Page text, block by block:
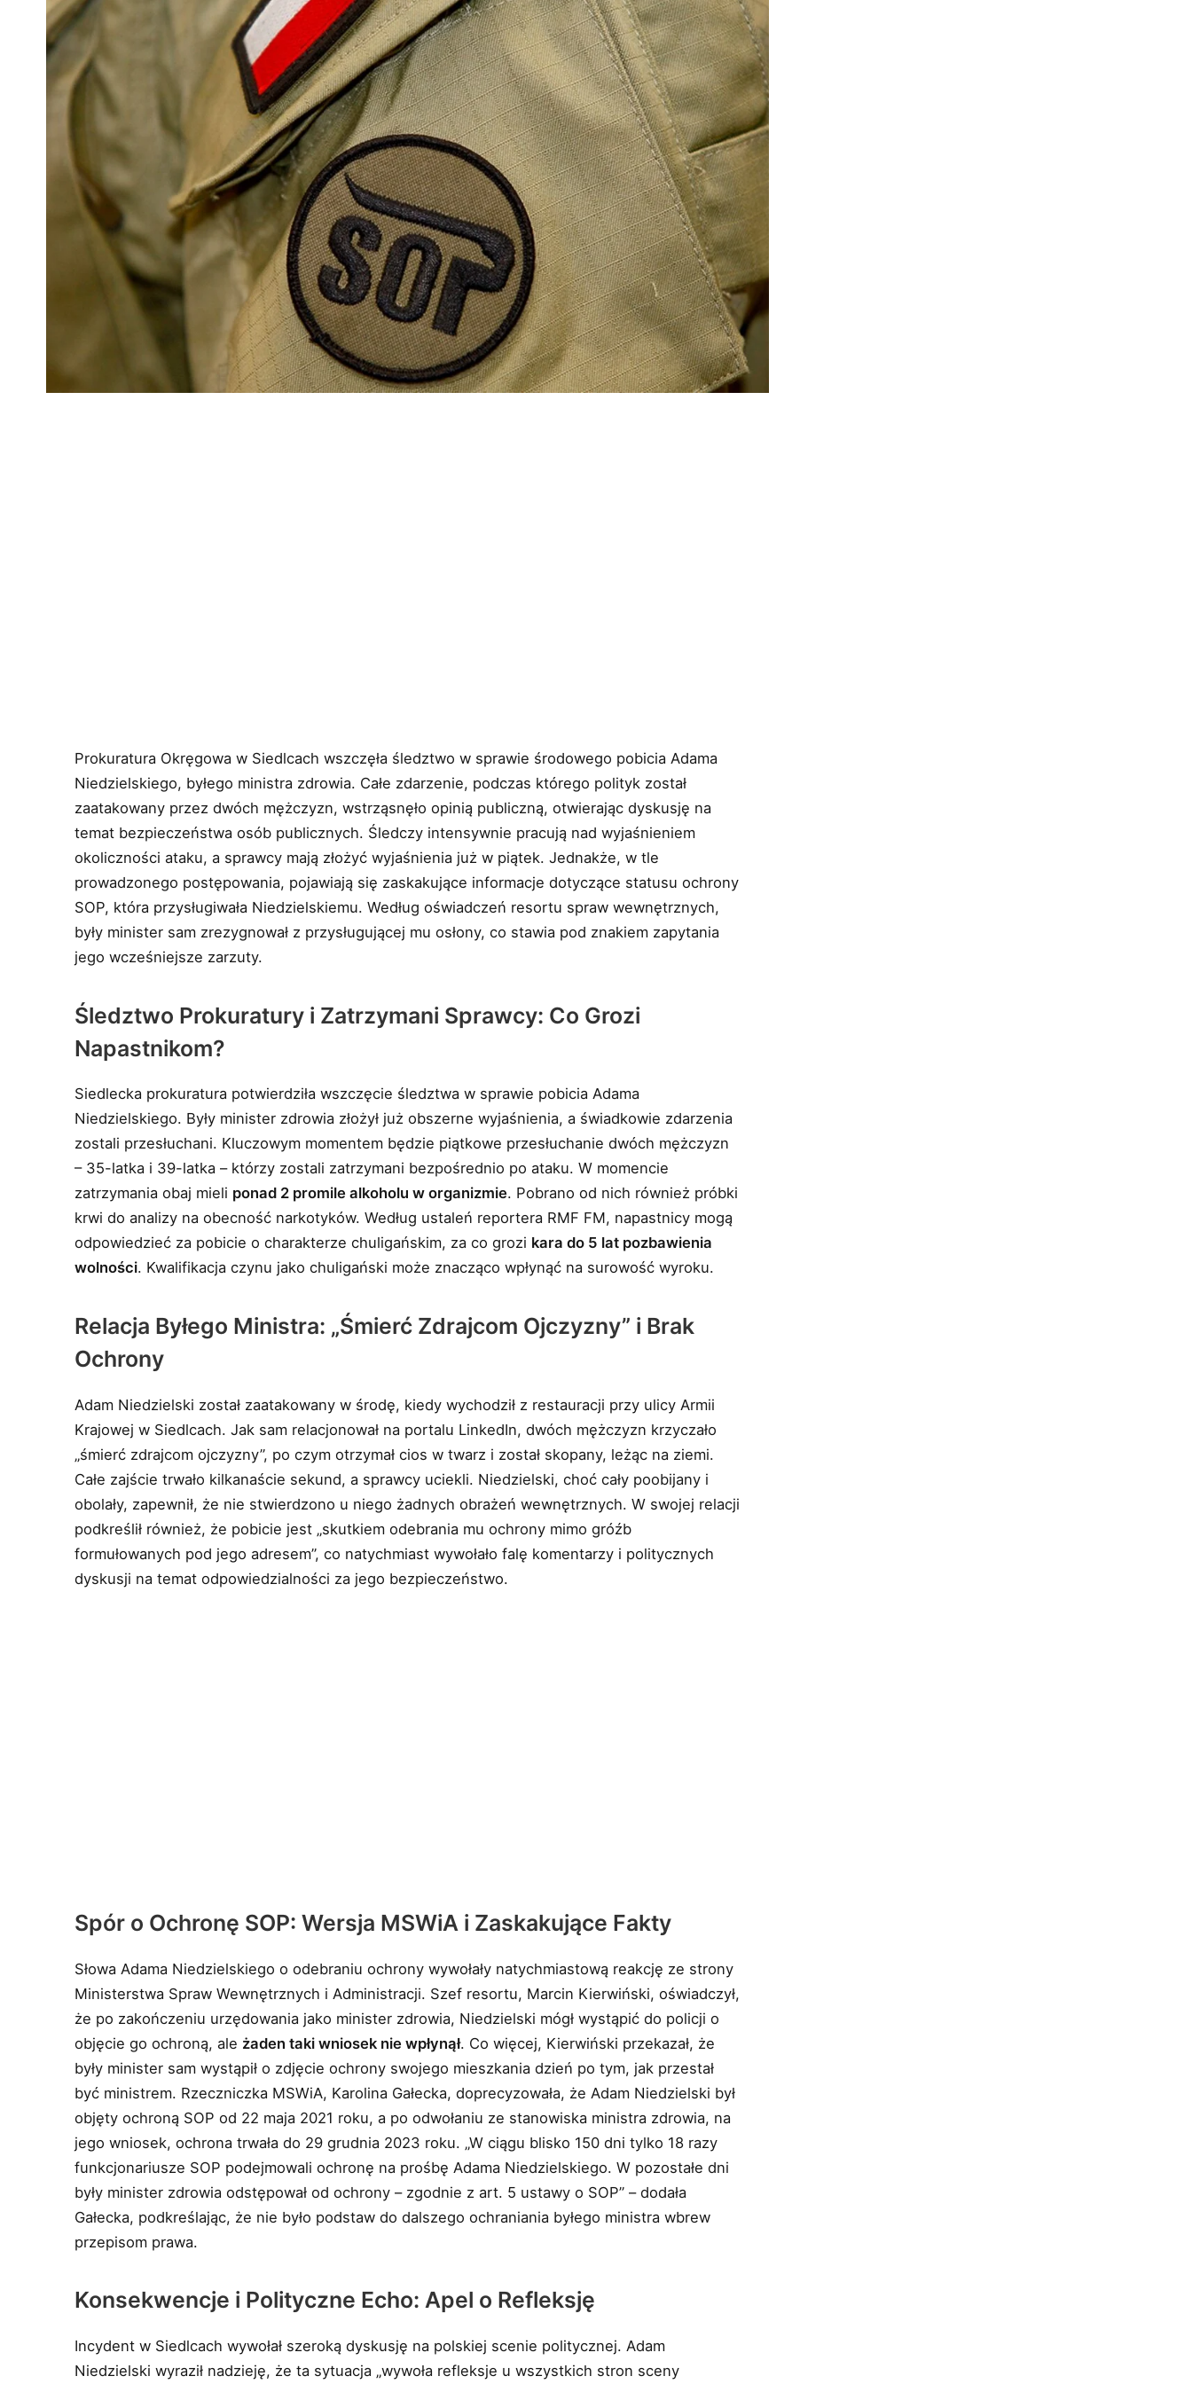
Prokuratura Okręgowa w Siedlcach wszczęła śledztwo w sprawie środowego pobicia Adama
Niedzielskiego, byłego ministra zdrowia. Całe zdarzenie, podczas którego polityk został
zaatakowany przez dwóch mężczyzn, wstrząsnęło opinią publiczną, otwierając dyskusję na
temat bezpieczeństwa osób publicznych. Śledczy intensywnie pracują nad wyjaśnieniem
okoliczności ataku, a sprawcy mają złożyć wyjaśnienia już w piątek. Jednakże, w tle
prowadzonego postępowania, pojawiają się zaskakujące informacje dotyczące statusu ochrony
SOP, która przysługiwała Niedzielskiemu. Według oświadczeń resortu spraw wewnętrznych,
były minister sam zrezygnował z przysługującej mu osłony, co stawia pod znakiem zapytania
jego wcześniejsze zarzuty.
Śledztwo Prokuratury i Zatrzymani Sprawcy: Co Grozi
Napastnikom?
Siedlecka prokuratura potwierdziła wszczęcie śledztwa w sprawie pobicia Adama
Niedzielskiego. Były minister zdrowia złożył już obszerne wyjaśnienia, a świadkowie zdarzenia
zostali przesłuchani. Kluczowym momentem będzie piątkowe przesłuchanie dwóch mężczyzn
– 35-latka i 39-latka – którzy zostali zatrzymani bezpośrednio po ataku. W momencie
zatrzymania obaj mieli ponad 2 promile alkoholu w organizmie. Pobrano od nich również próbki
krwi do analizy na obecność narkotyków. Według ustaleń reportera RMF FM, napastnicy mogą
odpowiedzieć za pobicie o charakterze chuligańskim, za co grozi kara do 5 lat pozbawienia
wolności. Kwalifikacja czynu jako chuligański może znacząco wpłynąć na surowość wyroku.
Relacja Byłego Ministra: „Śmierć Zdrajcom Ojczyzny” i Brak
Ochrony
Adam Niedzielski został zaatakowany w środę, kiedy wychodził z restauracji przy ulicy Armii
Krajowej w Siedlcach. Jak sam relacjonował na portalu LinkedIn, dwóch mężczyzn krzyczało
„śmierć zdrajcom ojczyzny”, po czym otrzymał cios w twarz i został skopany, leżąc na ziemi.
Całe zajście trwało kilkanaście sekund, a sprawcy uciekli. Niedzielski, choć cały poobijany i
obolały, zapewnił, że nie stwierdzono u niego żadnych obrażeń wewnętrznych. W swojej relacji
podkreślił również, że pobicie jest „skutkiem odebrania mu ochrony mimo gróźb
formułowanych pod jego adresem”, co natychmiast wywołało falę komentarzy i politycznych
dyskusji na temat odpowiedzialności za jego bezpieczeństwo.
Spór o Ochronę SOP: Wersja MSWiA i Zaskakujące Fakty
Słowa Adama Niedzielskiego o odebraniu ochrony wywołały natychmiastową reakcję ze strony
Ministerstwa Spraw Wewnętrznych i Administracji. Szef resortu, Marcin Kierwiński, oświadczył,
że po zakończeniu urzędowania jako minister zdrowia, Niedzielski mógł wystąpić do policji o
objęcie go ochroną, ale żaden taki wniosek nie wpłynął. Co więcej, Kierwiński przekazał, że
były minister sam wystąpił o zdjęcie ochrony swojego mieszkania dzień po tym, jak przestał
być ministrem. Rzeczniczka MSWiA, Karolina Gałecka, doprecyzowała, że Adam Niedzielski był
objęty ochroną SOP od 22 maja 2021 roku, a po odwołaniu ze stanowiska ministra zdrowia, na
jego wniosek, ochrona trwała do 29 grudnia 2023 roku. „W ciągu blisko 150 dni tylko 18 razy
funkcjonariusze SOP podejmowali ochronę na prośbę Adama Niedzielskiego. W pozostałe dni
były minister zdrowia odstępował od ochrony – zgodnie z art. 5 ustawy o SOP” – dodała
Gałecka, podkreślając, że nie było podstaw do dalszego ochraniania byłego ministra wbrew
przepisom prawa.
Konsekwencje i Polityczne Echo: Apel o Refleksję
Incydent w Siedlcach wywołał szeroką dyskusję na polskiej scenie politycznej. Adam
Niedzielski wyraził nadzieję, że ta sytuacja „wywoła refleksje u wszystkich stron sceny